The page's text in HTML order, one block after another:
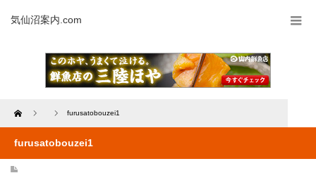
気仙沼案内.com
Home furusatobouzei1
furusatobouzei1